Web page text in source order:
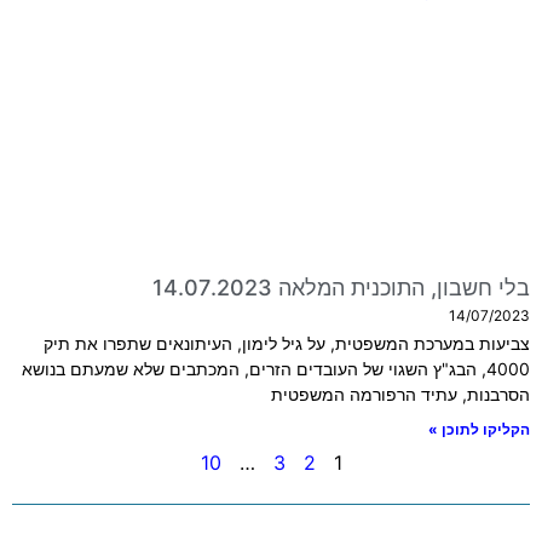
בלי חשבון, התוכנית המלאה 14.07.2023
14/07/2023
צביעות במערכת המשפטית, על גיל לימון, העיתונאים שתפרו את תיק
4000, הבג"ץ השגוי של העובדים הזרים, המכתבים שלא שמעתם בנושא
הסרבנות, עתיד הרפורמה המשפטית
הקליקו לתוכן »
1
2
3
…
10